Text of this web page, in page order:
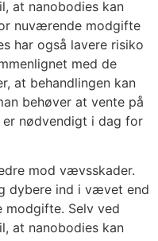
at nanobodies kan
nuværende modgifte
har også lavere risiko
med de
at behandlingen kan
behøver at vente på
nødvendigt i dag for
mod vævsskader.
dybere ind i vævet end
Selv ved
at nanobodies kan